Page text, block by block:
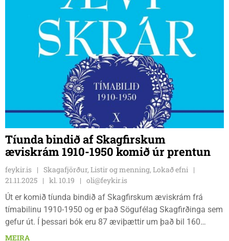
Tíunda bindið af Skagfirskum
æviskrám 1910-1950 komið úr prentun
feykir.is
Skagafjörður, Listir og menning, Lokað efni
21.11.2025
kl. 10.19
oli@feykir.is
Út er komið tíunda bindið af Skagfirskum æviskrám frá
tímabilinu 1910-1950 og er það Sögufélag Skagfirðinga sem
gefur út. Í þessari bók eru 87 æviþættir um það bil 160
einstaklinga. Eru þá samtals komir 952 æviskrárþættir frá
MEIRA